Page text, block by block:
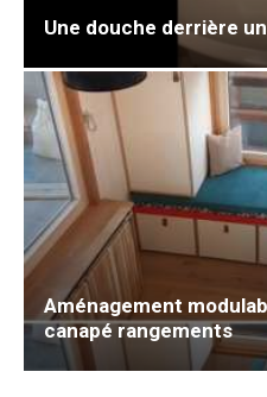
Une douche derrière
Aménagement
canapé rangements